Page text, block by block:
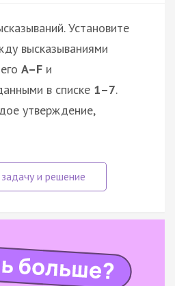
Установите
высказываниями
A–F и
в списке 1–7.
утверждение,